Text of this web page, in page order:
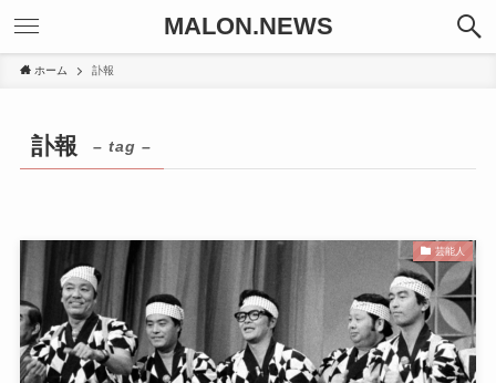
MALON.NEWS
ホーム 訃報
訃報 – tag –
芸能人